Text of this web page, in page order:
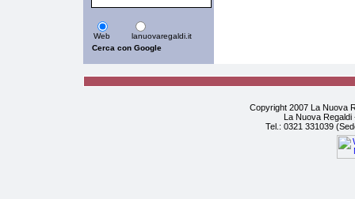
Web lanuovaregaldi.it
Copyright 2007 La Nuova
La Nuova Regaldi
Tel.: 0321 331039